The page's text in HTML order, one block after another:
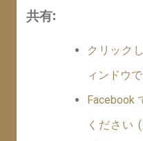
共有:
クリック
ィンドウ
Facebook
ください